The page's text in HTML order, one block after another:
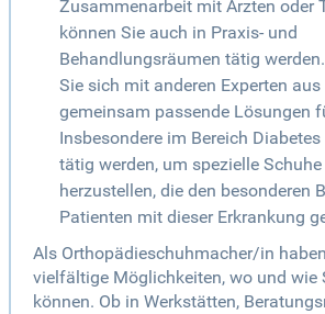
Zusammenarbeit mit Ärzten oder
können Sie auch in Praxis- und
Behandlungsräumen tätig
Sie sich mit anderen Experten
gemeinsam passende Lösungen
Insbesondere im Bereich
tätig werden, um spezielle
herzustellen, die den besonderen
Patienten mit dieser Erkrankung
Als Orthopädieschuhmacher/in
vielfältige Möglichkeiten, wo und wie
können. Ob in Werkstätten,